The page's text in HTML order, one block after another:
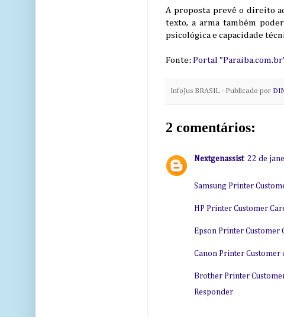
A proposta prevê o direito
texto, a arma também
psicológica e capacidade
Fonte: Portal
InfoJus BRASIL - Publicado por
2 comentários:
Nextgenassist 22 de
Samsung Printer
HP Printer Customer
Epson Printer Customer
Canon Printer Customer
Brother Printer
Responder